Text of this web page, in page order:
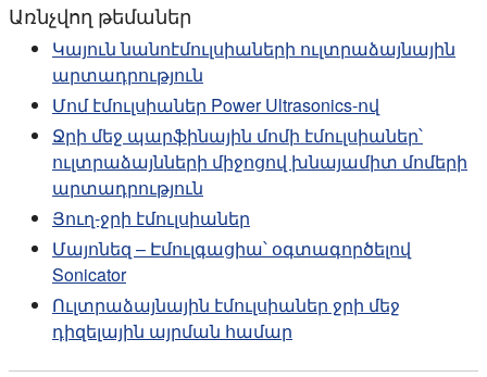
Առնչվող թեմաներ
Կայուն նանոէմուլսիաների ուլտրաձայնային
արտադրություն
Մոմ էմուլսիաներ Power Ultrasonics-ով
Ջրի մեջ պարֆինային մոմի էմուլսիաներ՝
ուլտրաձայնների միջոցով խնայամիտ մոմերի
արտադրություն
Յուղ-ջրի էմուլսիաներ
Մայոնեզ – Էմուլգացիա՝ օգտագործելով
Sonicator
Ուլտրաձայնային էմուլսիաներ ջրի մեջ
դիզելային այրման համար